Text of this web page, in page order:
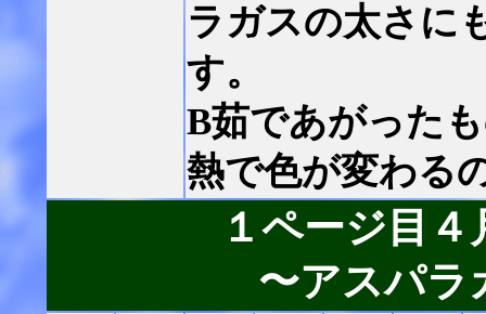
ラガスの太さに
す。
B茹であがった
熱で色が変わる
１ページ目
〜アスパラ